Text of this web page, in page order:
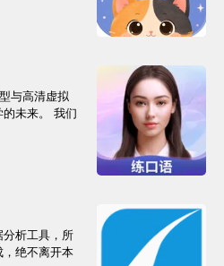
与高清虚拟
未来。 我们
析工具，所
绝不离开本